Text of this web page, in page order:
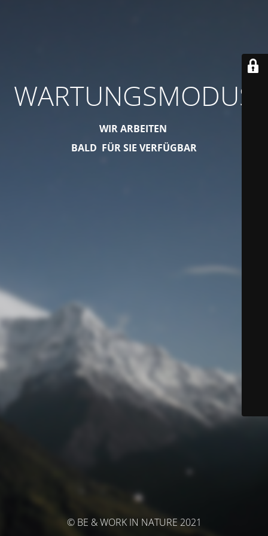
WARTUNGSMODUS
WIR ARBEITEN
BALD FÜR SIE VERFÜGBAR
© BE & WORK IN NATURE 2021